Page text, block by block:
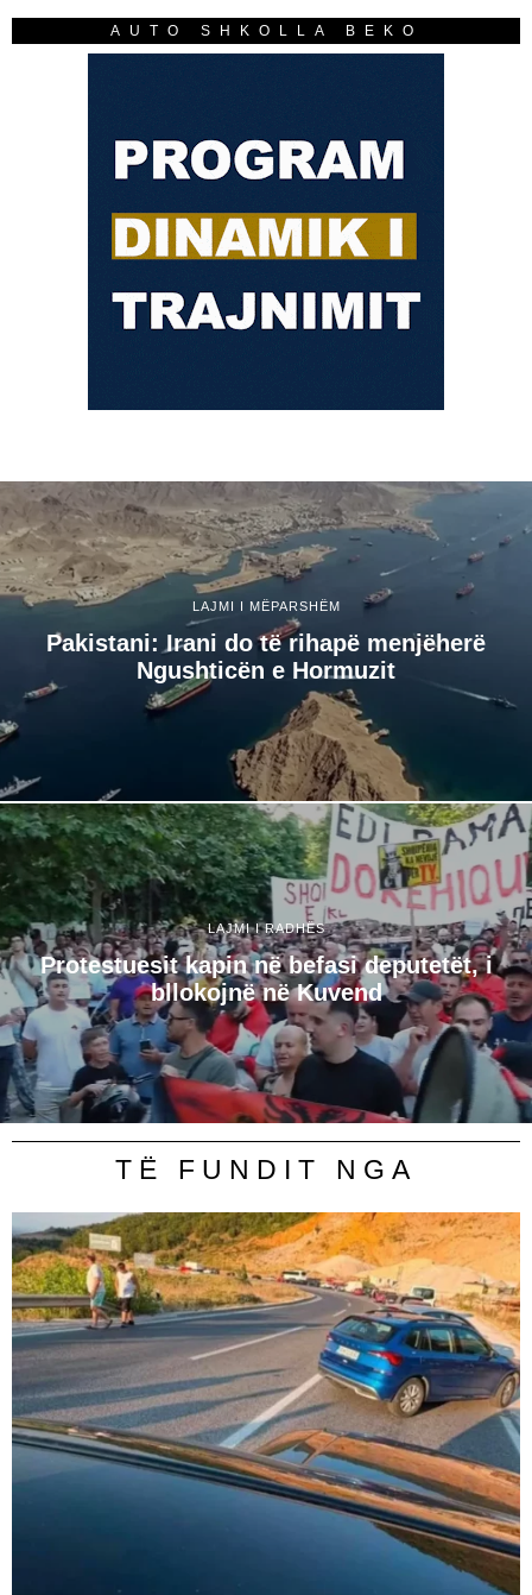
AUTO SHKOLLA BEKO
LAJMI I MËPARSHËM
Pakistani: Irani do të rihapë menjëherë
Ngushticën e Hormuzit
LAJMI I RADHËS
Protestuesit kapin në befasi deputetët, i
bllokojnë në Kuvend
TË FUNDIT NGA